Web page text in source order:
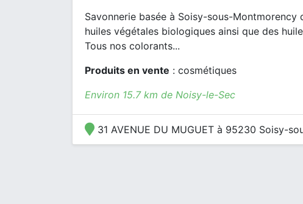
Savonnerie basée à Soisy-sous-Montmorency
huiles végétales biologiques ainsi que des
Tous nos colorants...
Produits en vente : cosmétiques
Environ 15.7 km de Noisy-le-Sec
31 AVENUE DU MUGUET à 95230 Soisy-